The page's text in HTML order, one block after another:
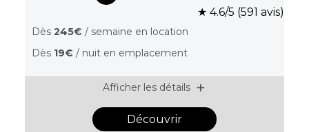
★ 4.6/5 (591 avis)
Dès 245€ / semaine en location
Dès 19€ / nuit en emplacement
Afficher les détails
Découvrir